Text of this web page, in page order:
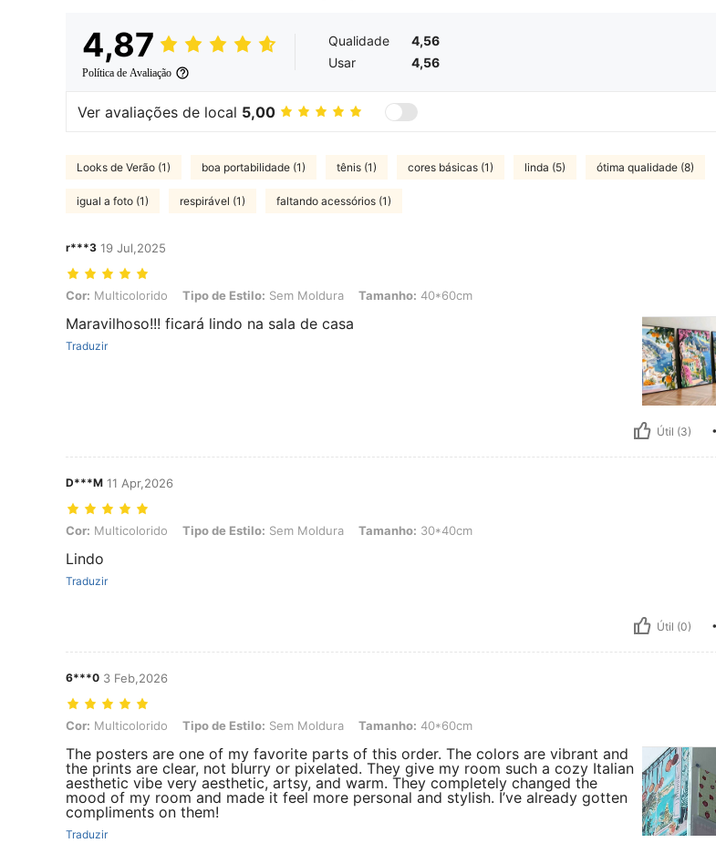
4,87
Política de Avaliação
Qualidade
4,56
Usar
4,56
Ver avaliações de local 5,00
Looks de Verão (1) boa portabilidade (1) tênis (1) cores básicas (1) linda (5) ótima qualidade (8)
igual a foto (1) respirável (1) faltando acessórios (1)
r***3 19 Jul,2025
Cor: Multicolorido, Tipo de Estilo: Sem Moldura, Tamanho: 40*60cm
Cor: Multicolorido Tipo de Estilo: Sem Moldura Tamanho: 40*60cm
Maravilhoso!!! ficará lindo na sala de casa
Traduzir
Útil (3)
D***M 11 Apr,2026
Cor: Multicolorido, Tipo de Estilo: Sem Moldura, Tamanho: 30*40cm
Cor: Multicolorido Tipo de Estilo: Sem Moldura Tamanho: 30*40cm
Lindo
Traduzir
Útil (0)
6***0 3 Feb,2026
Cor: Multicolorido, Tipo de Estilo: Sem Moldura, Tamanho: 40*60cm
Cor: Multicolorido Tipo de Estilo: Sem Moldura Tamanho: 40*60cm
The posters are one of my favorite parts of this order. The colors are vibrant and
the prints are clear, not blurry or pixelated. They give my room such a cozy Italian
aesthetic vibe very aesthetic, artsy, and warm. They completely changed the
mood of my room and made it feel more personal and stylish. I’ve already gotten
compliments on them!
Traduzir